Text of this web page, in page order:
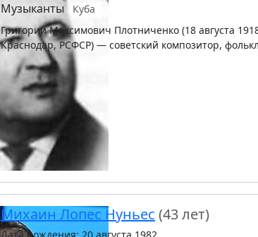
Музыканты
Куба
Григорий Максимович Плотниченко (18 августа
Краснодар, РСФСР) — советский композитор,
Михаин Лопес Нуньес (43 лет)